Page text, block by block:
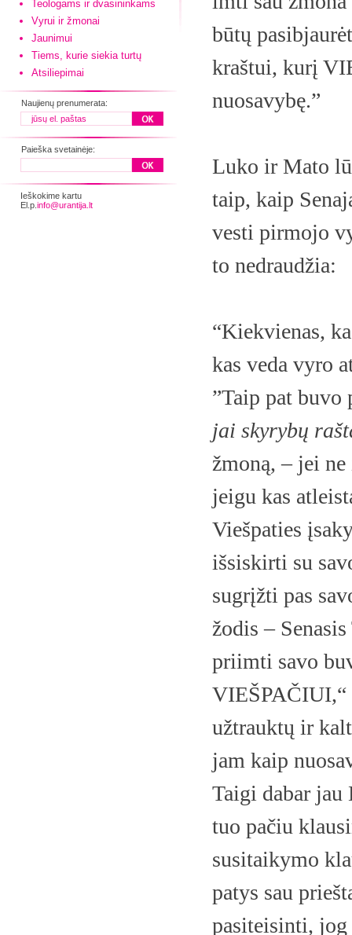
Teologams ir dvasininkams
Vyrui ir žmonai
Jaunimui
Tiems, kurie siekia turtų
Atsiliepimai
Naujienų prenumerata:
Paieška svetainėje:
Ieškokime kartu
El.p. info@urantija.lt
būtų
kraštui, kurį
nuosavybę.”
Luko ir Mato
taip, kaip
vesti pirmojo
to nedraudžia:
“Kiekvienas,
kas veda vyro
”Taip pat buvo
jai skyrybų
žmoną, – jei
jeigu kas
Viešpaties
išsiskirti su
sugrįžti pas
žodis –
priimti savo
VIEŠPAČIUI,“
užtrauktų ir
jam kaip
Taigi dabar
tuo pačiu
susitaikymo
patys sau
pasiteisinti,